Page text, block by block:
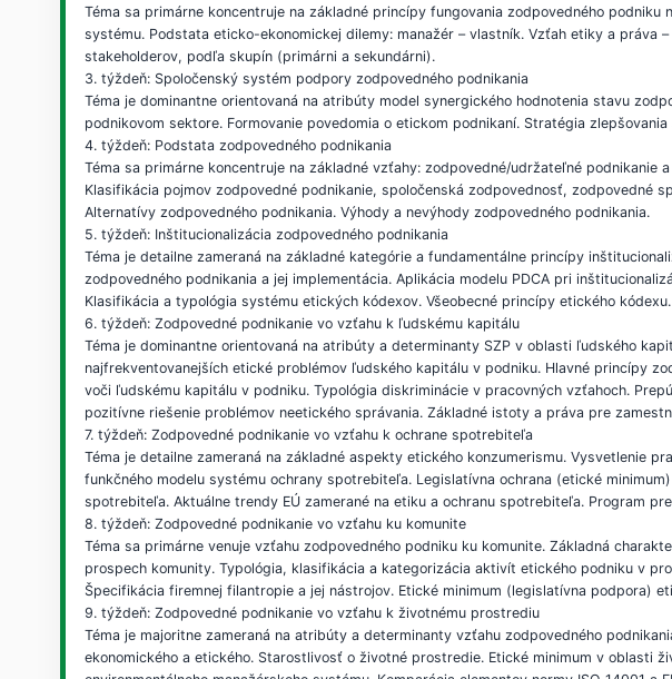
Téma sa primárne koncentruje na základné princípy fungovania zodpovedného
systému. Podstata eticko-ekonomickej dilemy: manažér – vlastník. Vzťah etiky a
stakeholderov, podľa skupín (primárni a sekundárni).
3. týždeň: Spoločenský systém podpory zodpovedného podnikania
Téma je dominantne orientovaná na atribúty model synergického hodnotenia stavu
podnikovom sektore. Formovanie povedomia o etickom podnikaní. Stratégia
4. týždeň: Podstata zodpovedného podnikania
Téma sa primárne koncentruje na základné vzťahy: zodpovedné/udržateľné
Klasifikácia pojmov zodpovedné podnikanie, spoločenská zodpovednosť, zodpovedné
Alternatívy zodpovedného podnikania. Výhody a nevýhody zodpovedného podnikania.
5. týždeň: Inštitucionalizácia zodpovedného podnikania
Téma je detailne zameraná na základné kategórie a fundamentálne princípy
zodpovedného podnikania a jej implementácia. Aplikácia modelu PDCA pri
Klasifikácia a typológia systému etických kódexov. Všeobecné princípy etického
6. týždeň: Zodpovedné podnikanie vo vzťahu k ľudskému kapitálu
Téma je dominantne orientovaná na atribúty a determinanty SZP v oblasti ľudského
najfrekventovanejších etické problémov ľudského kapitálu v podniku. Hlavné princípy
voči ľudskému kapitálu v podniku. Typológia diskriminácie v pracovných vzťahoch.
pozitívne riešenie problémov neetického správania. Základné istoty a práva pre
7. týždeň: Zodpovedné podnikanie vo vzťahu k ochrane spotrebiteľa
Téma je detailne zameraná na základné aspekty etického konzumerismu. Vysvetlenie
funkčného modelu systému ochrany spotrebiteľa. Legislatívna ochrana (etické
spotrebiteľa. Aktuálne trendy EÚ zamerané na etiku a ochranu spotrebiteľa. Program
8. týždeň: Zodpovedné podnikanie vo vzťahu ku komunite
Téma sa primárne venuje vzťahu zodpovedného podniku ku komunite. Základná
prospech komunity. Typológia, klasifikácia a kategorizácia aktivít etického podniku v
Špecifikácia firemnej filantropie a jej nástrojov. Etické minimum (legislatívna podpora)
9. týždeň: Zodpovedné podnikanie vo vzťahu k životnému prostrediu
Téma je majoritne zameraná na atribúty a determinanty vzťahu zodpovedného
ekonomického a etického. Starostlivosť o životné prostredie. Etické minimum v oblasti